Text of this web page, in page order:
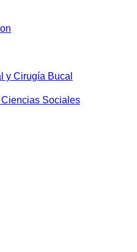
y Cirugía Bucal
Sociales